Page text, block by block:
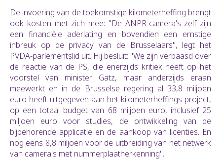
De invoering van de toekomstige kilometerheffing brengt
ook kosten met zich mee: "De ANPR-camera's zelf zijn
een financiële aderlating en bovendien een ernstige
inbreuk op de privacy van de Brusselaars", legt het
PVDA-parlementslid uit. Hij besluit: "We zijn verbaasd over
de reactie van de PS, die enerzijds kritiek heeft op het
voorstel van minister Gatz, maar anderzijds eraan
meewerkt en in de Brusselse regering al 33,8 miljoen
euro heeft uitgegeven aan het kilometerheffings-project,
op een totaal budget van 68 miljoen euro, inclusief 25
miljoen euro voor studies, de ontwikkeling van de
bijbehorende applicatie en de aankoop van licenties. En
nog eens 8,8 miljoen voor de uitbreiding van het netwerk
van camera's met nummerplaatherkenning".